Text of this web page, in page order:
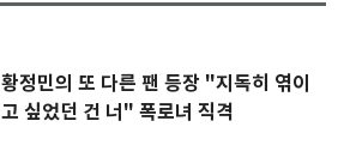
황정민의 또 다른 팬 등장 "지독히 엮이
고 싶었던 건 너" 폭로녀 직격